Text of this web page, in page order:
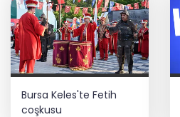
Bursa Keles'te Fetih
coşkusu